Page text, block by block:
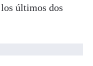
últimos dos